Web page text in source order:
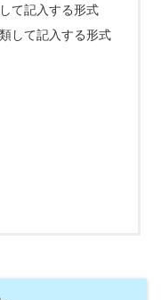
て記入する形式
して記入する形式